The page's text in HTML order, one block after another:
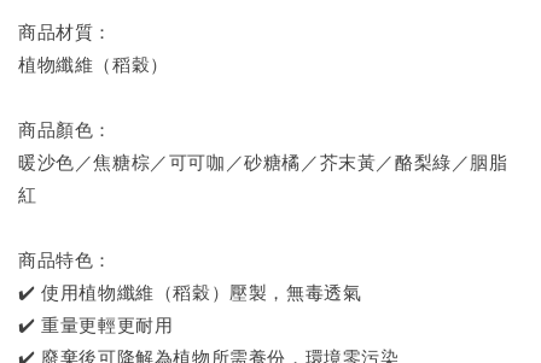
商品材質：
植物纖維（稻穀）
商品顏色：
暖沙色／焦糖棕／可可咖／砂糖橘／芥末黃／酪梨綠／胭脂
紅
商品特色：
✔️ 使用植物纖維（稻穀）壓製，無毒透氣
✔️ 重量更輕更耐用
✔️ 廢棄後可降解為植物所需養份，環境零污染